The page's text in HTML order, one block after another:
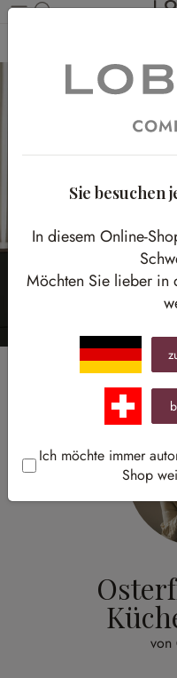
von
Sie besuchen
In diesem Online-
Möchten Sie lieber in
Ich möchte immer
Shop